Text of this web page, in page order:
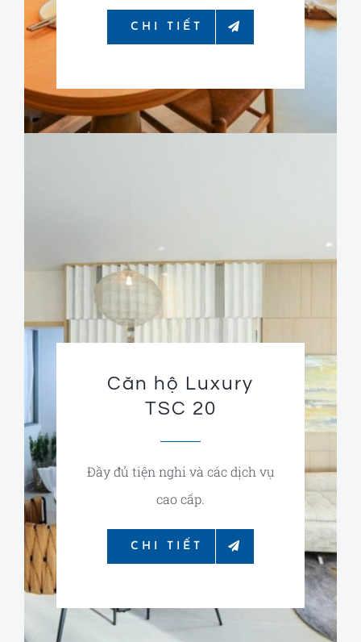
CHI TIẾT
Căn hộ Luxury
TSC 20
Đầy đủ tiện nghi và các dịch vụ
cao cấp.
CHI TIẾT